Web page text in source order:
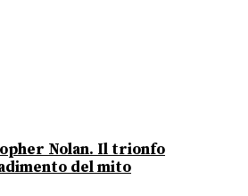
Nolan. Il trionfo
del mito